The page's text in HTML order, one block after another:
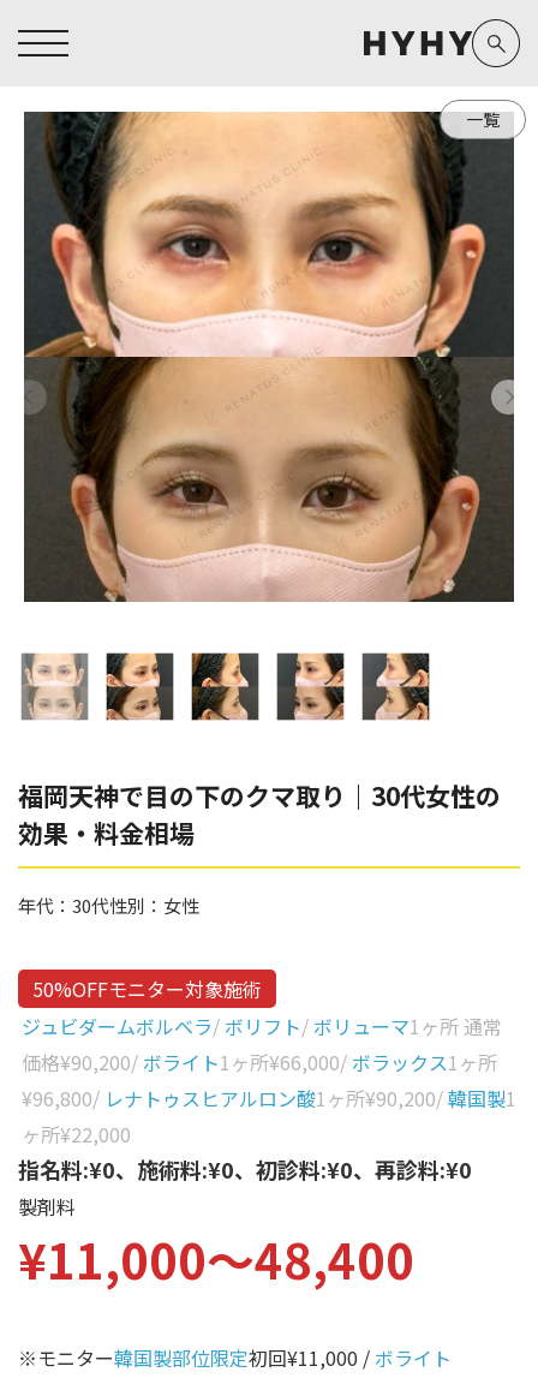
ヒアルロン酸注入症例一覧
医療脱毛症例一覧
アートメイク症例一覧
クリニック一覧
医師一覧
看護師一覧
新着情報
運営元情報
よくあるご質問
お問い合わせ
プライバシーポリシー
規約
コラム
ヒアルロン酸注入 医療脱毛
Doctor
担当医師から探す
副田 周
高橋 希
東山 麻伊子
松村 仁
Parts
部位から探す
額
こめかみ
目の上
涙袋
眼窩縁（目の下）
ゴルゴライン
鼻
ほうれい線
鼻翼基部
唇
Preparation
製剤から探す
ザーフ(XERF)
ボラックス
ボリューマ
ボリフト
ボルベラ
ボライト
ダイヤモンドフィール/ピ
ネハ
リジュラン
その他
Gender
性別から探す
その他
年代から探す
一覧
福岡天神で目の下のクマ取り｜30代女性の
効果・料金相場
年代： 30代性別： 女性
50%OFFモニター対象施術
ジュビダームボルベラ/ ボリフト/ ボリューマ1ヶ所 通常
価格¥90,200/ ボライト1ヶ所¥66,000/ ボラックス1ヶ所
¥96,800/ レナトゥスヒアルロン酸1ヶ所¥90,200/韓国製1
ヶ所¥22,000
指名料:¥0、施術料:¥0、初診料:¥0、再診料:¥0
製剤料
¥11,000〜48,400
※モニター韓国製部位限定初回¥11,000 / ボライト